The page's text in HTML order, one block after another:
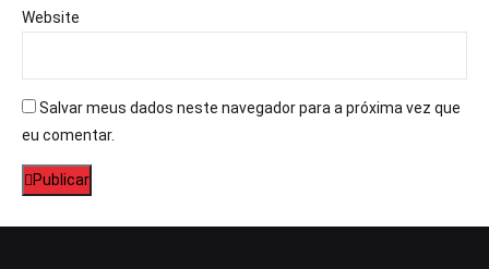
Website
Salvar meus dados neste navegador para a próxima vez que
eu comentar.
Publicar